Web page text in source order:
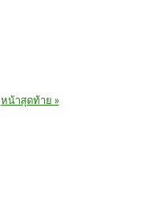
หน้าสุดท้าย »